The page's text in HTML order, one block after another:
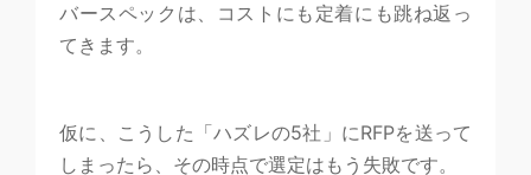
バースペックは、コストにも定着にも跳ね返っ
てきます。
仮に、こうした「ハズレの5社」にRFPを送って
しまったら、その時点で選定はもう失敗です。